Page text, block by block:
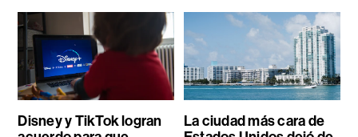
Disney y TikTok logran
La ciudad más cara de